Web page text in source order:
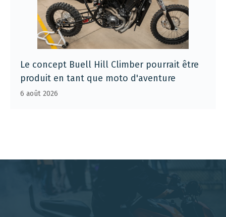
Le concept Buell Hill Climber pourrait être
produit en tant que moto d'aventure
6 août 2026